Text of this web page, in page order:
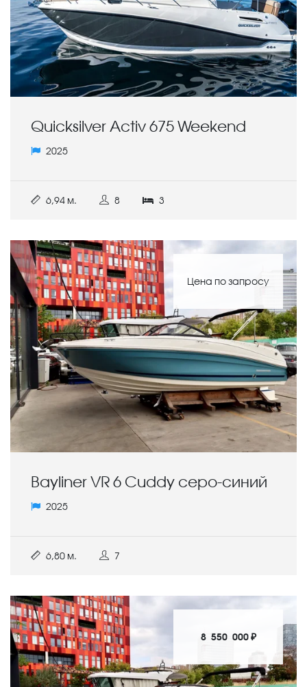
Quicksilver Activ 675 Weekend
2025
6,94 м. 8 3
Цена по запросу
Bayliner VR 6 Cuddy cеро-синий
2025
6,80 м. 7
8 550 000 ₽